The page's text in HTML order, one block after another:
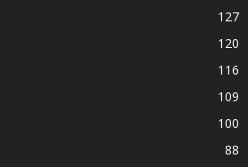
127
120
116
109
100
88